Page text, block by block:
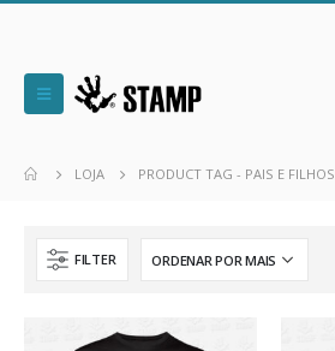
LOJA PRODUCT TAG - PAIS E FILHOS
FILTER